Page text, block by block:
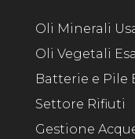
Oli Minerali
Oli Vegetali
Batterie e Pile
Settore Rifiuti
Gestione